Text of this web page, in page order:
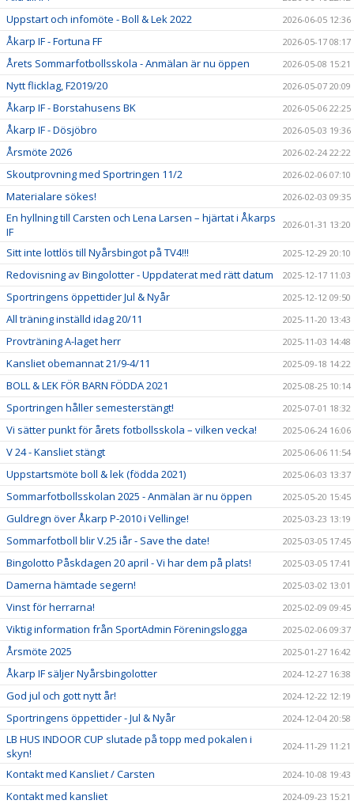
Uppstart och infomöte - Boll & Lek 2022 2026-06-05 12:36
Åkarp IF - Fortuna FF 2026-05-17 08:17
Årets Sommarfotbollsskola - Anmälan är nu öppen 2026-05-08 15:21
Nytt flicklag, F2019/20 2026-05-07 20:09
Åkarp IF - Borstahusens BK 2026-05-06 22:25
Åkarp IF - Dösjöbro 2026-05-03 19:36
Årsmöte 2026 2026-02-24 22:22
Skoutprovning med Sportringen 11/2 2026-02-06 07:10
Materialare sökes! 2026-02-03 09:35
En hyllning till Carsten och Lena Larsen – hjärtat i Åkarps
IF
2026-01-31 13:20
Sitt inte lottlös till Nyårsbingot på TV4!!! 2025-12-29 20:10
Redovisning av Bingolotter - Uppdaterat med rätt datum 2025-12-17 11:03
Sportringens öppettider Jul & Nyår 2025-12-12 09:50
All träning inställd idag 20/11 2025-11-20 13:43
Provträning A-laget herr 2025-11-03 14:48
Kansliet obemannat 21/9-4/11 2025-09-18 14:22
BOLL & LEK FÖR BARN FÖDDA 2021 2025-08-25 10:14
Sportringen håller semesterstängt! 2025-07-01 18:32
Vi sätter punkt för årets fotbollsskola – vilken vecka! 2025-06-24 16:06
V 24 - Kansliet stängt 2025-06-06 11:54
Uppstartsmöte boll & lek (födda 2021) 2025-06-03 13:37
Sommarfotbollsskolan 2025 - Anmälan är nu öppen 2025-05-20 15:45
Guldregn över Åkarp P-2010 i Vellinge! 2025-03-23 13:19
Sommarfotboll blir V.25 iår - Save the date! 2025-03-05 17:45
Bingolotto Påskdagen 20 april - Vi har dem på plats! 2025-03-05 17:41
Damerna hämtade segern! 2025-03-02 13:01
Vinst för herrarna! 2025-02-09 09:45
Viktig information från SportAdmin Föreningslogga 2025-02-06 09:37
Årsmöte 2025 2025-01-27 16:42
Åkarp IF säljer Nyårsbingolotter 2024-12-27 16:38
God jul och gott nytt år! 2024-12-22 12:19
Sportringens öppettider - Jul & Nyår 2024-12-04 20:58
LB HUS INDOOR CUP slutade på topp med pokalen i
skyn!
2024-11-29 11:21
Kontakt med Kansliet / Carsten 2024-10-08 19:43
Kontakt med kansliet 2024-09-23 15:21